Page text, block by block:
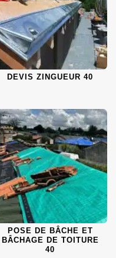
DEVIS ZINGUEUR 40
POSE DE BÂCHE ET
BÂCHAGE DE TOITURE
40